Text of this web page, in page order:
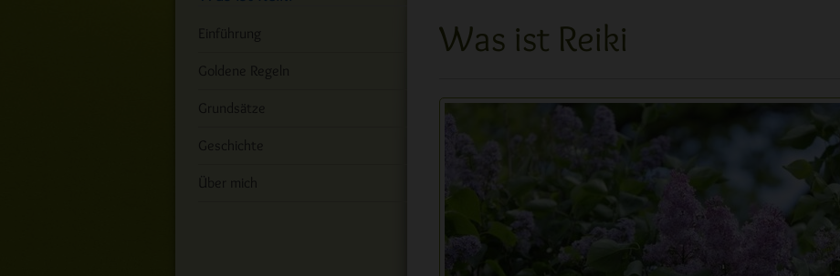
Was ist Reiki
Einführung
Goldene Regeln
Grundsätze
Geschichte
Über mich